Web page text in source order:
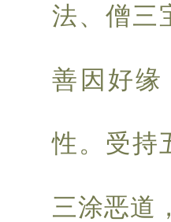
法、僧三
善因好
性。受持
三涂恶道